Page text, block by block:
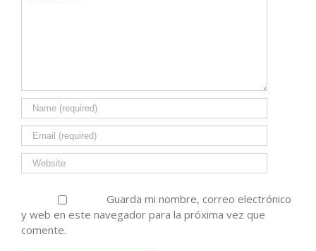
Guarda mi nombre, correo electrónico
y web en este navegador para la próxima vez que
comente.